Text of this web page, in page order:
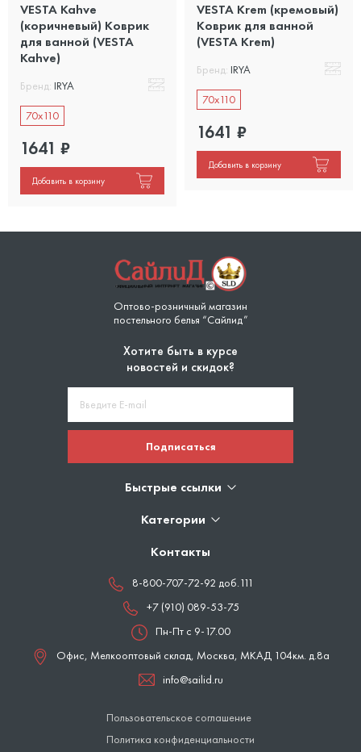
VESTA Kahve
(коричневый) Коврик
для ванной (VESTA
Kahve)
Бренд: IRYA
70x110
1641 ₽
Добавить в корзину
VESTA Krem (кремовый)
Коврик для ванной
(VESTA Krem)
Бренд: IRYA
70x110
1641 ₽
Добавить в корзину
Оптово-розничный магазин
постельного белья “Сайлид”
Хотите быть в курсе
новостей и скидок?
Подписаться
Быстрые ссылки
Категории
Контакты
8-800-707-72-92 доб.111
+7 (910) 089-53-75
Пн-Пт с 9-17.00
Офис, Мелкооптовый склад, Москва, МКАД 104км. д.8а
info@sailid.ru
Пользовательское соглашение
Политика конфиденциальности